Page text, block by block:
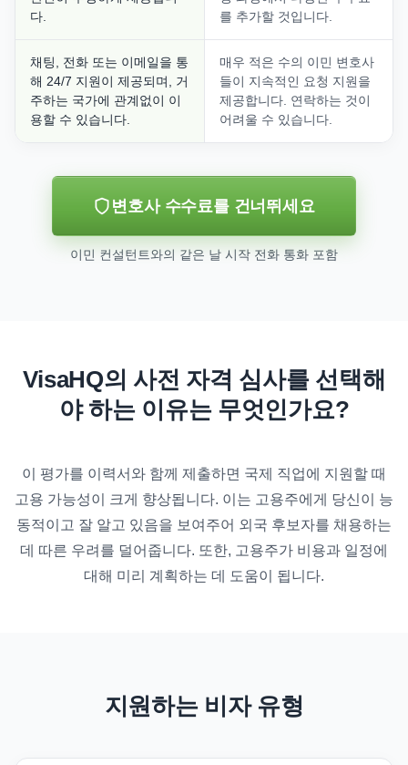
다.
를 추가할 것입니다.
채팅, 전화 또는 이메일을 통
해 24/7 지원이 제공되며, 거
주하는 국가에 관계없이 이
용할 수 있습니다.
매우 적은 수의 이민 변호사
들이 지속적인 요청 지원을
제공합니다. 연락하는 것이
어려울 수 있습니다.
변호사 수수료를 건너뛰세요
이민 컨설턴트와의 같은 날 시작 전화 통화 포함
VisaHQ의 사전 자격 심사를 선택해
야 하는 이유는 무엇인가요?
이 평가를 이력서와 함께 제출하면 국제 직업에 지원할 때
고용 가능성이 크게 향상됩니다. 이는 고용주에게 당신이 능
동적이고 잘 알고 있음을 보여주어 외국 후보자를 채용하는
데 따른 우려를 덜어줍니다. 또한, 고용주가 비용과 일정에
대해 미리 계획하는 데 도움이 됩니다.
지원하는 비자 유형